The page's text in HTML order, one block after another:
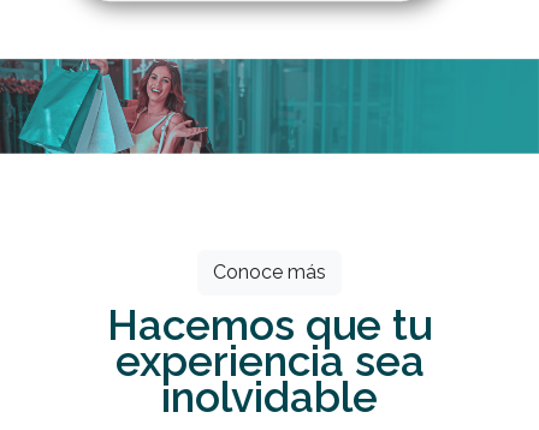
Conoce más
Hacemos que tu
experiencia sea
inolvidable